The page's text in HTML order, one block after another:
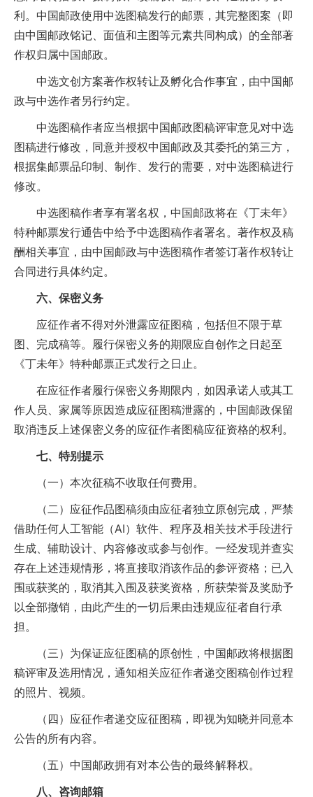
利。中国邮政使用中选图稿发行的邮票，其完整图案（即
由中国邮政铭记、面值和主图等元素共同构成）的全部著
作权归属中国邮政。
中选文创方案著作权转让及孵化合作事宜，由中国邮
政与中选作者另行约定。
中选图稿作者应当根据中国邮政图稿评审意见对中选
图稿进行修改，同意并授权中国邮政及其委托的第三方，
根据集邮票品印制、制作、发行的需要，对中选图稿进行
修改。
中选图稿作者享有署名权，中国邮政将在《丁未年》
特种邮票发行通告中给予中选图稿作者署名。著作权及稿
酬相关事宜，由中国邮政与中选图稿作者签订著作权转让
合同进行具体约定。
六、保密义务
应征作者不得对外泄露应征图稿，包括但不限于草
图、完成稿等。履行保密义务的期限应自创作之日起至
《丁未年》特种邮票正式发行之日止。
在应征作者履行保密义务期限内，如因承诺人或其工
作人员、家属等原因造成应征图稿泄露的，中国邮政保留
取消违反上述保密义务的应征作者图稿应征资格的权利。
七、特别提示
（一）本次征稿不收取任何费用。
（二）应征作品图稿须由应征者独立原创完成，严禁
借助任何人工智能（AI）软件、程序及相关技术手段进行
生成、辅助设计、内容修改或参与创作。一经发现并查实
存在上述违规情形，将直接取消该作品的参评资格；已入
围或获奖的，取消其入围及获奖资格，所获荣誉及奖励予
以全部撤销，由此产生的一切后果由违规应征者自行承
担。
（三）为保证应征图稿的原创性，中国邮政将根据图
稿评审及选用情况，通知相关应征作者递交图稿创作过程
的照片、视频。
（四）应征作者递交应征图稿，即视为知晓并同意本
公告的所有内容。
（五）中国邮政拥有对本公告的最终解释权。
八、咨询邮箱